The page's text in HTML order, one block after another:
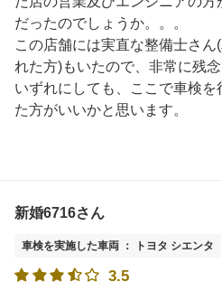
だったのでしょうか。。。
この店舗には実直な整備士さん
れた方)もいたので、非常に残念
いずれにしても、ここで車検
た方がいいかと思います。
新婚6716さん
車検を実施した車両 ： トヨタ シエンタ
3.5